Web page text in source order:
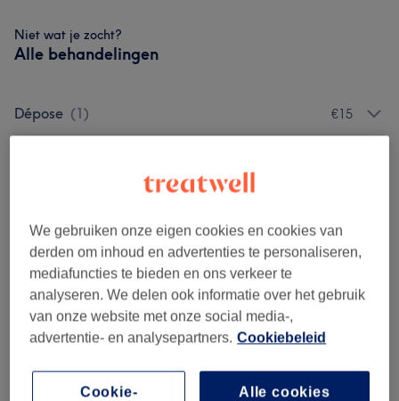
Niet wat je zocht?
Alle behandelingen
Dépose (1) €15
Pedicure (1) vanaf €35
Faux Ongles (7) vanaf €25
We gebruiken onze eigen cookies en cookies van
derden om inhoud en advertenties te personaliseren,
mediafuncties te bieden en ons verkeer te
analyseren. We delen ook informatie over het gebruik
van onze website met onze social media-,
advertentie- en analysepartners. Cookiebeleid
Alle cookies
Cookie-